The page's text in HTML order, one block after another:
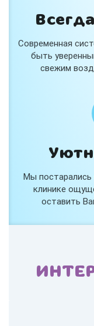
Современная
быть
свежим
Мы постарались
клинике
оставить